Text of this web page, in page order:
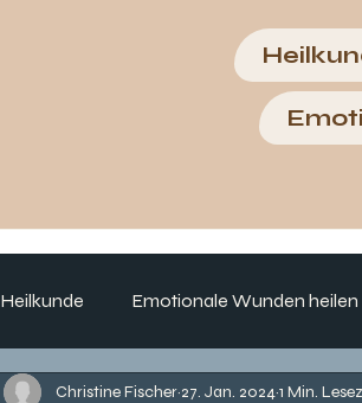
Heilkunde Emotionale Wunden heilen
Christine Fischer 27. Jan. 20241 Min.